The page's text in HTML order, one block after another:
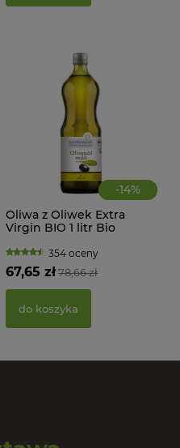
-14%
Oliwa z Oliwek Extra
Virgin BIO 1 litr Bio
354 oceny
78,66 zł
67,65 zł
do koszyka